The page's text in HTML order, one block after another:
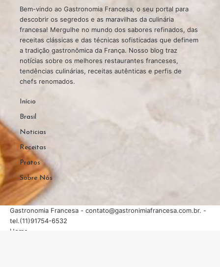
Bem-vindo ao Gastronomia Francesa, o seu portal para
descobrir os segredos e as maravilhas da culinária
francesa! Mergulhe no mundo dos sabores refinados, das
receitas clássicas e das técnicas sofisticadas que definem
a tradição gastronômica da França. Nosso blog traz
notícias sobre os melhores restaurantes franceses,
tendências culinárias, receitas autênticas e perfis de
chefs renomados.
Início
Brasil
Noticias
Receitas
Pratos
Sobre Nós
Gastronomia Francesa - contato@gastronimiafrancesa.com.br. -
tel.(11)91754-6532
Home